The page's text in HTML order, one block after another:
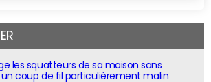
les squatteurs de sa maison sans
coup de fil particulièrement malin